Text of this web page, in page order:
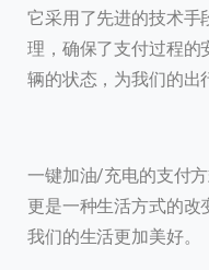
它采用了先进的技术手
理，确保了支付过程的
辆的状态，为我们的出
一键加油/充电的支付
更是一种生活方式的改
我们的生活更加美好。